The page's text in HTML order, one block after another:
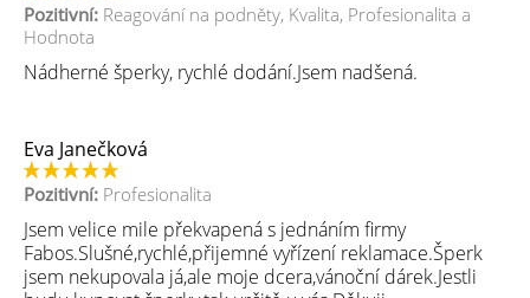
Pozitivní: Reagování na podněty, Kvalita, Profesionalita a
Hodnota
Nádherné šperky, rychlé dodání.Jsem nadšená.
Eva Janečková
Pozitivní: Profesionalita
Jsem velice mile překvapená s jednáním firmy
Fabos.Slušné,rychlé,přijemné vyřízení reklamace.Šperk
jsem nekupovala já,ale moje dcera,vánoční dárek.Jestli